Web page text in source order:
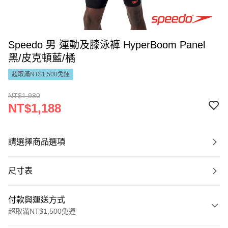
Speedo 男 運動及膝泳褲 HyperBoom Panel
黑/皮克頓藍/橘
超取滿NT$1,500免運
NT$1,980
NT$1,188
請選擇商品選項
尺寸表
付款與運送方式
超取滿NT$1,500免運